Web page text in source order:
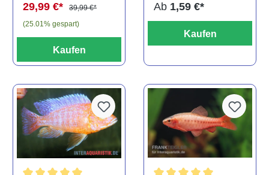
29,99 €*
39,99 €*
(25.01% gespart)
Kaufen
Ab 1,59 €*
Kaufen